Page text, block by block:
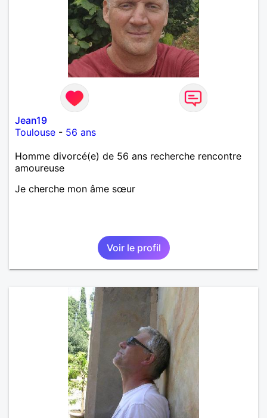
Jean19
Toulouse - 56 ans
Homme divorcé(e) de 56 ans recherche rencontre
amoureuse
Je cherche mon âme sœur
Voir le profil